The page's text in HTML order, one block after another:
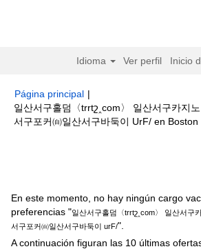
Idioma Ver perfil Inicio
Página principal |
일산서구홀덤〈trrtշ‸com〉 일산서구카지
서구포커㉂일산서구바둑이 UrF/ en Boston
En este momento, no hay ningún cargo
preferencias "일산서구홀덤〈trrtշ‸com〉 일산서구
서구포커㉂일산서구바둑이 urF/".
A continuación figuran las 10 últimas